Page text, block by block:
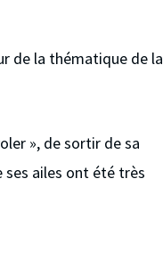
de la thématique de la
», de sortir de sa
ailes ont été très